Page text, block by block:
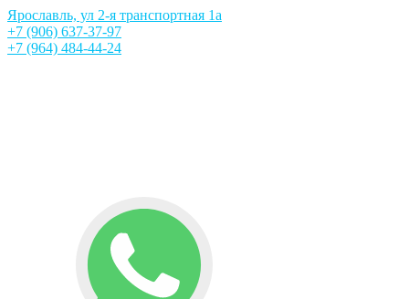
Ярославль, ул 2-я транспортная 1а
+7 (906) 637-37-97
+7 (964) 484-44-24